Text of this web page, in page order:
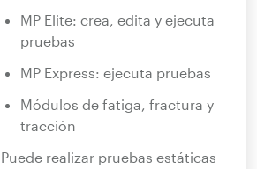
MP Elite: crea, edita y ejecuta
pruebas
MP Express: ejecuta pruebas
Módulos de fatiga, fractura y
tracción
Puede realizar pruebas estáticas